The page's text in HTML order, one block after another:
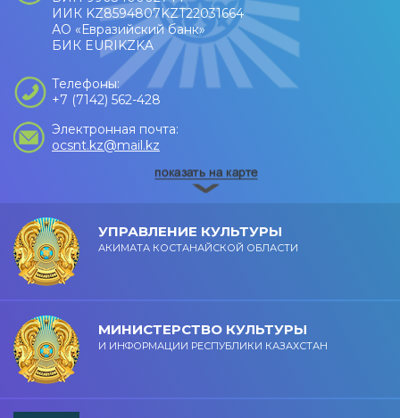
ИИК KZ8594807KZT22031664
АО «Евразийский банк»
БИК EURIKZKA
Телефоны:
+7 (7142) 562-428
Электронная почта:
ocsnt.kz@mail.kz
УПРАВЛЕНИЕ КУЛЬТУРЫ
АКИМАТА КОСТАНАЙСКОЙ ОБЛАСТИ
МИНИСТЕРСТВО КУЛЬТУРЫ
И ИНФОРМАЦИИ РЕСПУБЛИКИ КАЗАХСТАН